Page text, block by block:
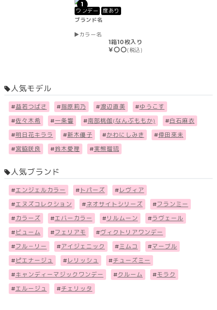
1
ワンデー
度あり
ブランド名
カラー名
1箱10枚入り
￥〇〇(税込)
人気モデル
#益若つばさ #指原莉乃 #渡辺直美 #ゆうこす
#佐々木希 #一条響 #南部桃伽(なんぶももか) #白石麻衣
#明日花キララ #新木優子 #かわにしみき #倖田來未
#宮脇咲良 #鈴木愛理 #実熊瑠琉
人気ブランド
#エンジェルカラー # トパーズ # レヴィア
#エヌズコレクション #ネオサイトシリーズ #フランミー
# カラーズ #エバーカラー # リルムーン #ラヴェール
# ビューム #フェリアモ #ヴィクトリアワンデー
#フル－リー #アイジェニック #ミムコ #マーブル
# ピエナージュ # レリッシュ #チューズミー
#キャンディーマジックワンデー #クルーム #モラク
#エルージュ #チェリッタ